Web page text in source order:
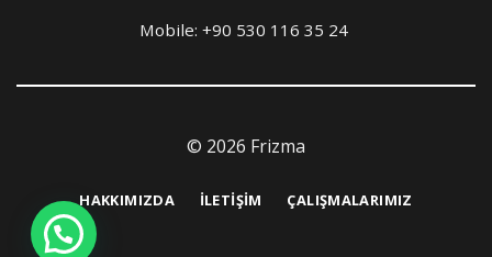
Mobile: +90 530 116 35 24
© 2026 Frizma
HAKKIMIZDA İLETIŞIM ÇALIŞMALARIMIZ